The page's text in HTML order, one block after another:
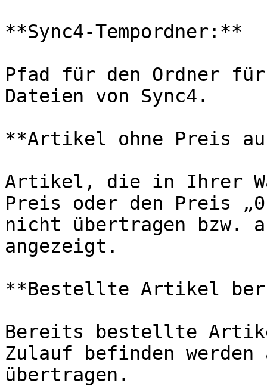
**Sync4-Tempordner:**
Pfad für den Ordner
Dateien von Sync4.
**Artikel ohne Preis
Artikel, die in Ihrer
Preis oder den Preis
nicht übertragen bzw.
angezeigt.
**Bestellte Artikel
Bereits bestellte
Zulauf befinden werden
übertragen.